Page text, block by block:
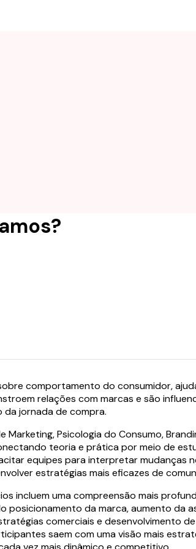
comportamento do consumidor,
relações com marcas e são
jornada de compra.
Psicologia do Consumo,
teoria e prática por meio de
equipes para interpretar mudanças
estratégias mais eficazes de
incluem uma compreensão mais
posicionamento da marca, aumento da
comerciais e desenvolvimento
saem com uma visão mais